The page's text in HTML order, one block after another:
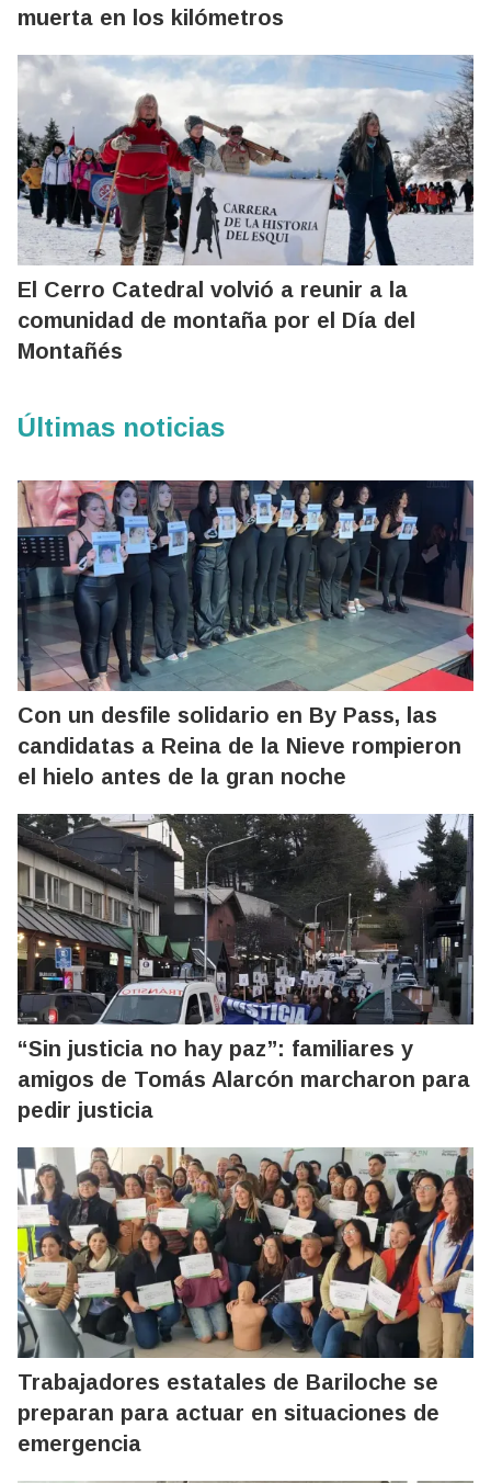
muerta en los kilómetros
El Cerro Catedral volvió a reunir a la
comunidad de montaña por el Día del
Montañés
Últimas noticias
Con un desfile solidario en By Pass, las
candidatas a Reina de la Nieve rompieron
el hielo antes de la gran noche
“Sin justicia no hay paz”: familiares y
amigos de Tomás Alarcón marcharon para
pedir justicia
Trabajadores estatales de Bariloche se
preparan para actuar en situaciones de
emergencia